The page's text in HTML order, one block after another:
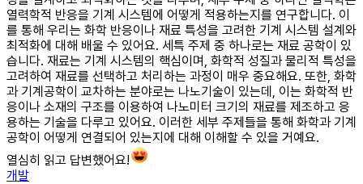
열력학적 반응을 기계 시스템에 어떻게 적용하는지를 연구합니다. 이
를 통해 우리는 화학 반응이나 재료 특성을 고려한 기계 시스템 설계와
최적화에 대해 배울 수 있어요. 세특 주제 중 하나로는 재료 공학이 있
습니다. 재료는 기계 시스템의 핵심이며, 화학적 성질과 물리적 특성을
고려하여 재료를 선택하고 처리하는 과정이 매우 중요해요. 또한, 화학
과 기계공학이 교차하는 분야로는 나노기술이 있는데, 이는 화학적 반
응이나 소재의 구조를 이용하여 나노미터 크기의 재료를 제조하고 응
용하는 기술을 다루고 있어요. 이러한 세부 주제들을 통해 화학과 기계
공학이 어떻게 연결되어 있는지에 대해 이해할 수 있을 거예요.
열심히 읽고 답변했어요!
개발